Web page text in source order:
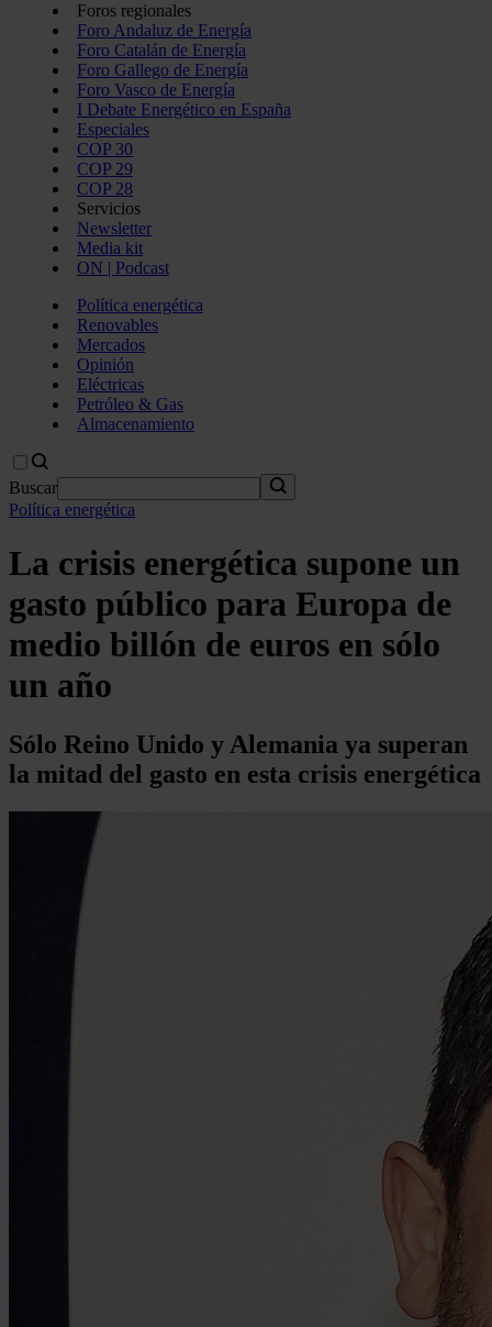
Foros regionales
Foro Andaluz de Energía
Foro Catalán de Energía
Foro Gallego de Energía
Foro Vasco de Energía
I Debate Energético en España
Especiales
COP 30
COP 29
COP 28
Servicios
Newsletter
Media kit
ON | Podcast
Política energética
Renovables
Mercados
Opinión
Eléctricas
Petróleo & Gas
Almacenamiento
Buscar
Política energética
La crisis energética supone un
gasto público para Europa de
medio billón de euros en sólo
un año
Sólo Reino Unido y Alemania ya superan
la mitad del gasto en esta crisis energética